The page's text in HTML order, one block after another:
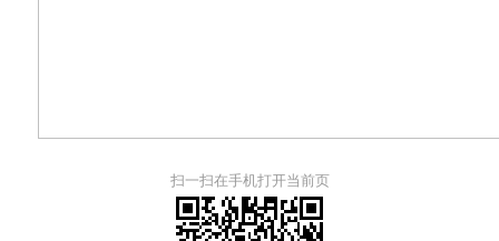
扫一扫在手机打开当前页